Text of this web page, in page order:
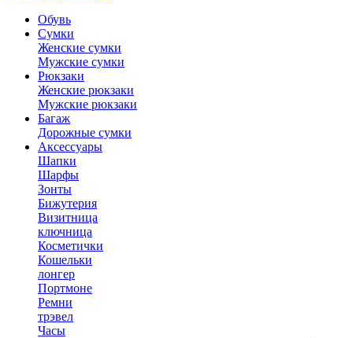
Обувь
Сумки
Женские сумки
Мужские сумки
Рюкзаки
Женские рюкзаки
Мужские рюкзаки
Багаж
Дорожные сумки
Аксессуары
Шапки
Шарфы
Зонты
Бижутерия
Визитница
ключница
Косметички
Кошельки
лонгер
Портмоне
Ремни
трэвел
Часы